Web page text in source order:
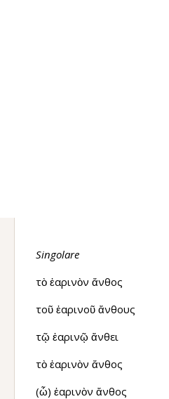
Singolare
τὸ ἐαρινὸν ἄνθος
τοῦ ἐαρινοῦ ἄνθους
τῷ ἐαρινῷ ἄνθει
τὸ ἐαρινὸν ἄνθος
(ὦ) ἐαρινὸν ἄνθος